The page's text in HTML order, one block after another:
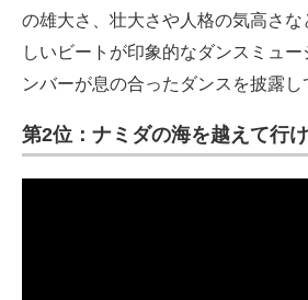
の雄大さ、壮大さや人格の気高さ
しいビートが印象的なダンスミュ
ンバーが息の合ったダンスを披露し
第2位：ナミダの海を越えて行け